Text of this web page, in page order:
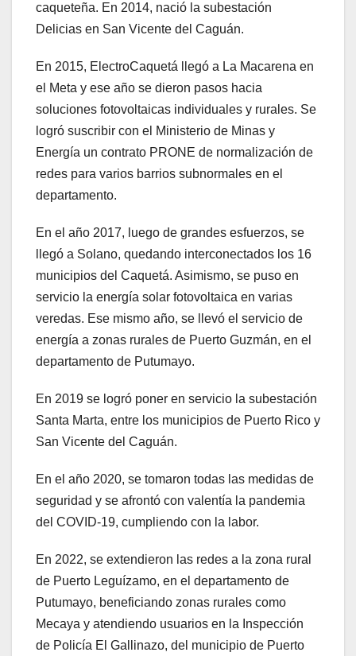
caqueteña. En 2014, nació la subestación
Delicias en San Vicente del Caguán.
En 2015, ElectroCaquetá llegó a La Macarena en
el Meta y ese año se dieron pasos hacia
soluciones fotovoltaicas individuales y rurales. Se
logró suscribir con el Ministerio de Minas y
Energía un contrato PRONE de normalización de
redes para varios barrios subnormales en el
departamento.
En el año 2017, luego de grandes esfuerzos, se
llegó a Solano, quedando interconectados los 16
municipios del Caquetá. Asimismo, se puso en
servicio la energía solar fotovoltaica en varias
veredas. Ese mismo año, se llevó el servicio de
energía a zonas rurales de Puerto Guzmán, en el
departamento de Putumayo.
En 2019 se logró poner en servicio la subestación
Santa Marta, entre los municipios de Puerto Rico y
San Vicente del Caguán.
En el año 2020, se tomaron todas las medidas de
seguridad y se afrontó con valentía la pandemia
del COVID-19, cumpliendo con la labor.
En 2022, se extendieron las redes a la zona rural
de Puerto Leguízamo, en el departamento de
Putumayo, beneficiando zonas rurales como
Mecaya y atendiendo usuarios en la Inspección
de Policía El Gallinazo, del municipio de Puerto